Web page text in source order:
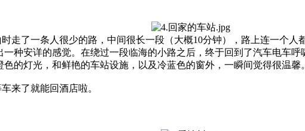
走了一条人很少的路，中间很长一段（大概10分钟），路上连一个
一种安详的感觉。在绕过一段临海的小路之后，终于回到了汽车电车
的灯光，和鲜艳的车站设施，以及冷蓝色的窗外，一瞬间觉得很温馨。
来了就能回酒店啦。